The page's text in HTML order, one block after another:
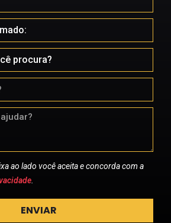
ao lado você aceita e concorda com a
ENVIAR